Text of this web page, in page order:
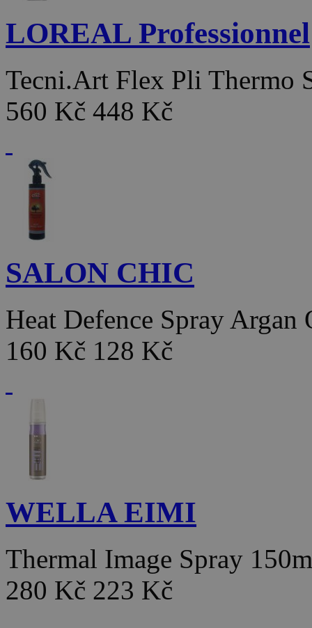
LOREAL Professionnel
Tecni.Art Flex Pli Thermo
560 Kč 448 Kč
SALON CHIC
Heat Defence Spray
160 Kč 128 Kč
WELLA EIMI
Thermal Image Spray
280 Kč 223 Kč